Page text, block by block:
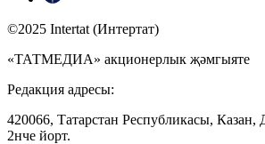
©2025 Intertat (Интертат)
«ТАТМЕДИА» акционерлык җәмгыяте
Редакция адресы:
420066, Татарстан Республикасы, Казан,
2нче йорт.